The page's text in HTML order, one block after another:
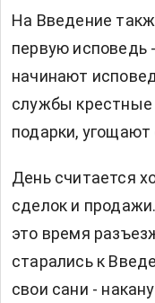
На Введение
первую исповедь
начинают
службы крестные
подарки,
День считается
сделок и
это время
старались к
свои сани -